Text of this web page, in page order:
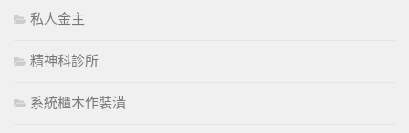
私人金主
精神科診所
系統櫃木作裝潢